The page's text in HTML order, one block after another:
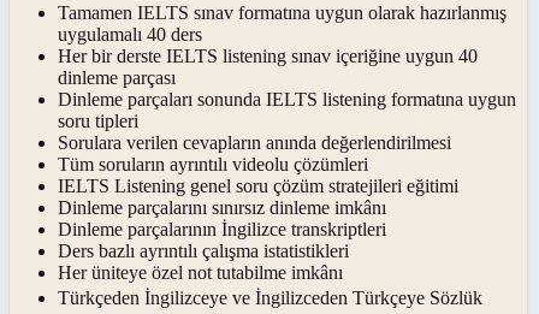
Tamamen IELTS sınav formatına uygun olarak hazırlanmış
uygulamalı 40 ders
Her bir derste IELTS listening sınav içeriğine uygun 40
dinleme parçası
Dinleme parçaları sonunda IELTS listening formatına uygun
soru tipleri
Sorulara verilen cevapların anında değerlendirilmesi
Tüm soruların ayrıntılı videolu çözümleri
IELTS Listening genel soru çözüm stratejileri eğitimi
Dinleme parçalarını sınırsız dinleme imkânı
Dinleme parçalarının İngilizce transkriptleri
Ders bazlı ayrıntılı çalışma istatistikleri
Her üniteye özel not tutabilme imkânı
Türkçeden İngilizceye ve İngilizceden Türkçeye Sözlük